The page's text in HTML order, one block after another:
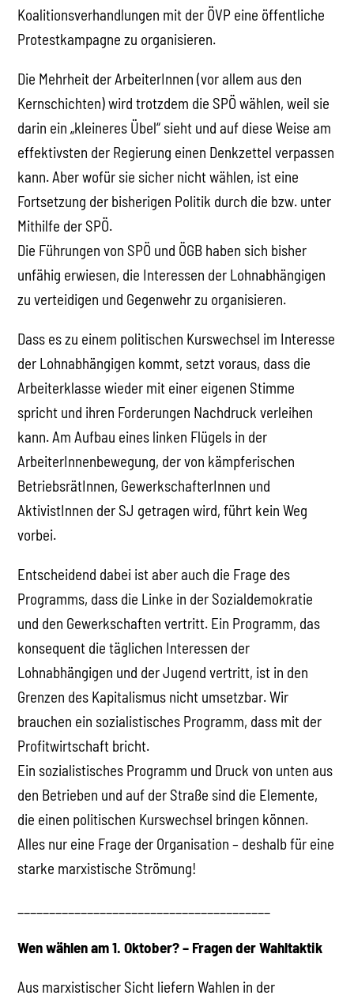
Koalitionsverhandlungen mit der ÖVP eine öffentliche
Protestkampagne zu organisieren.
Die Mehrheit der ArbeiterInnen (vor allem aus den
Kernschichten) wird trotzdem die SPÖ wählen, weil sie
darin ein „kleineres Übel“ sieht und auf diese Weise am
effektivsten der Regierung einen Denkzettel verpassen
kann. Aber wofür sie sicher nicht wählen, ist eine
Fortsetzung der bisherigen Politik durch die bzw. unter
Mithilfe der SPÖ.
Die Führungen von SPÖ und ÖGB haben sich bisher
unfähig erwiesen, die Interessen der Lohnabhängigen
zu verteidigen und Gegenwehr zu organisieren.
Dass es zu einem politischen Kurswechsel im Interesse
der Lohnabhängigen kommt, setzt voraus, dass die
Arbeiterklasse wieder mit einer eigenen Stimme
spricht und ihren Forderungen Nachdruck verleihen
kann. Am Aufbau eines linken Flügels in der
ArbeiterInnenbewegung, der von kämpferischen
BetriebsrätInnen, GewerkschafterInnen und
AktivistInnen der SJ getragen wird, führt kein Weg
vorbei.
Entscheidend dabei ist aber auch die Frage des
Programms, dass die Linke in der Sozialdemokratie
und den Gewerkschaften vertritt. Ein Programm, das
konsequent die täglichen Interessen der
Lohnabhängigen und der Jugend vertritt, ist in den
Grenzen des Kapitalismus nicht umsetzbar. Wir
brauchen ein sozialistisches Programm, dass mit der
Profitwirtschaft bricht.
Ein sozialistisches Programm und Druck von unten aus
den Betrieben und auf der Straße sind die Elemente,
die einen politischen Kurswechsel bringen können.
Alles nur eine Frage der Organisation – deshalb für eine
starke marxistische Strömung!
Wen wählen am 1. Oktober? – Fragen der Wahltaktik
Aus marxistischer Sicht liefern Wahlen in der